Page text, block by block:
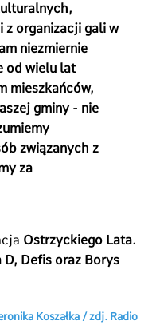
z organizacji gali w
niezmiernie
od wielu lat
mieszkańców,
gminy - nie
związanych z
za
Ostrzyckiego Lata.
D, Defis oraz Borys
Koszałka / zdj. Radio